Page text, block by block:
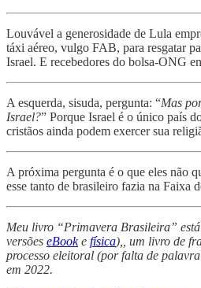
Louvável a generosidade de Lula
táxi aéreo, vulgo FAB, para resgatar
Israel. E recebedores do bolsa-ONG
A esquerda, sisuda, pergunta: “Mas
Israel?” Porque Israel é o único país
cristãos ainda podem exercer sua
A próxima pergunta é o que eles não
esse tanto de brasileiro fazia na Faixa
Meu livro “Primavera Brasileira” está
versões eBooke física),, um livro de
processo eleitoral (por falta de
em 2022.